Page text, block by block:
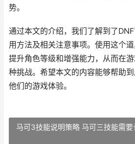
势。
通过本文的介绍，我们了解到了
用方法及相关注意事项。使用这个
提升角色等级和增强能力，从而在
种挑战。希望本文的内容能够帮助
他们的游戏体验。
马可3技能说明策略 马可三技能需